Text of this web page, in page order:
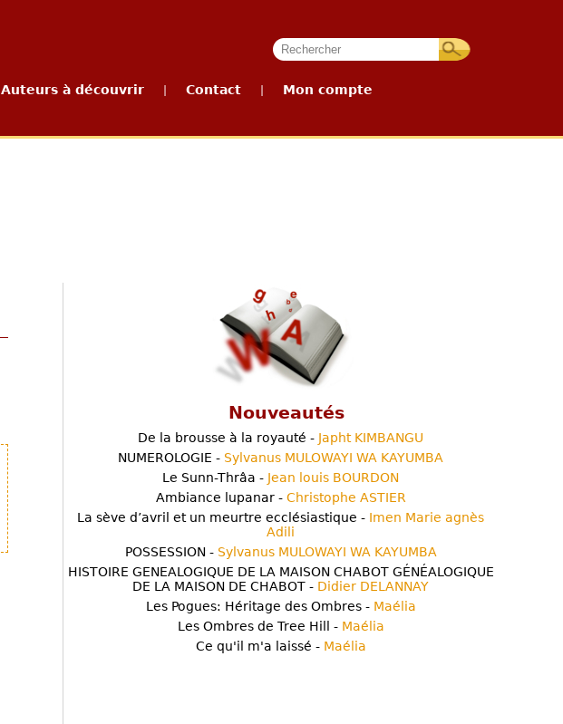
Auteurs à découvrir Contact Mon compte
Nouveautés
De la brousse à la royauté - Japht KIMBANGU
NUMEROLOGIE - Sylvanus MULOWAYI WA KAYUMBA
Le Sunn-Thrâa - Jean louis BOURDON
Ambiance lupanar - Christophe ASTIER
La sève d’avril et un meurtre ecclésiastique - Imen Marie agnès
Adili
POSSESSION - Sylvanus MULOWAYI WA KAYUMBA
HISTOIRE GENEALOGIQUE DE LA MAISON CHABOT GÉNÉALOGIQUE
DE LA MAISON DE CHABOT - Didier DELANNAY
Les Pogues: Héritage des Ombres - Maélia
Les Ombres de Tree Hill - Maélia
Ce qu'il m'a laissé - Maélia